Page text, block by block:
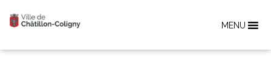
MENU